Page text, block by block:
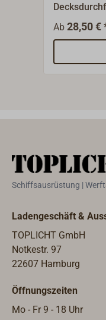
poliertem
Ab28,50 €
Schiffsausrüstung |
Ladengeschäft &
TOPLICHT GmbH
Notkestr. 97
22607 Hamburg
Öffnungszeiten
Mo - Fr 9 - 18 Uhr